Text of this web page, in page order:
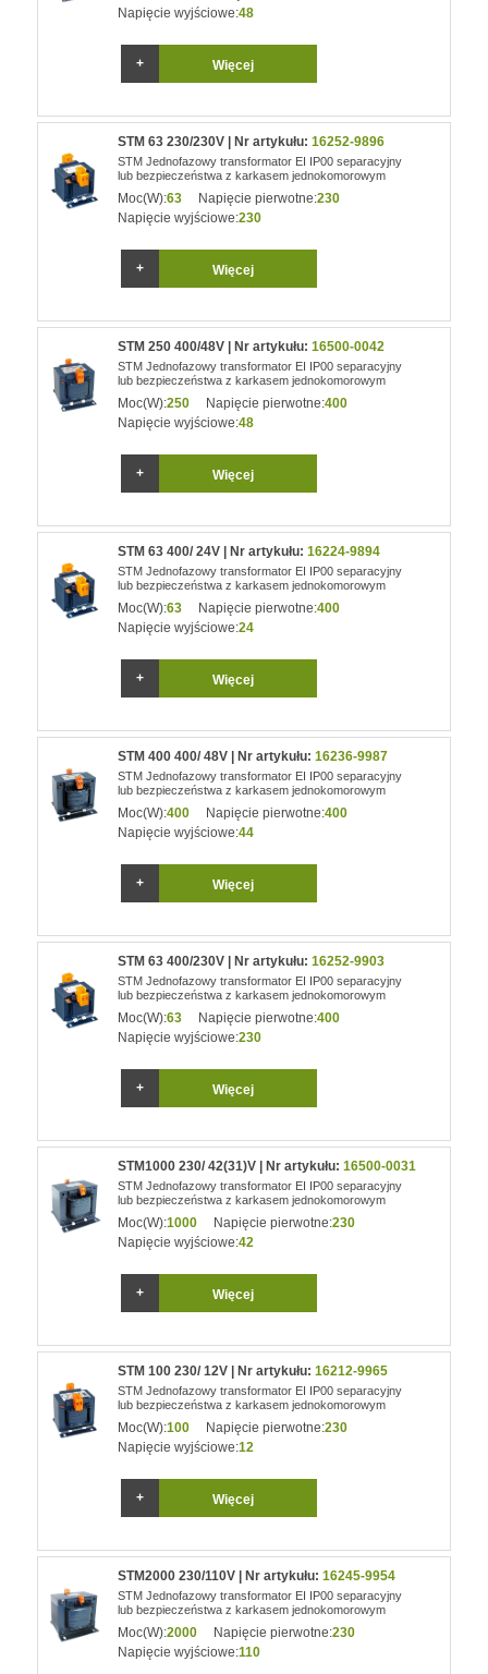
Napięcie wyjściowe:48
Więcej
STM 63 230/230V | Nr artykułu:16252-9896
STM Jednofazowy transformator EI IP00 separacyjny
lub bezpieczeństwa z karkasem jednokomorowym
Moc(W):63 Napięcie pierwotne:230
Napięcie wyjściowe:230
Więcej
STM 250 400/48V | Nr artykułu:16500-0042
STM Jednofazowy transformator EI IP00 separacyjny
lub bezpieczeństwa z karkasem jednokomorowym
Moc(W):250 Napięcie pierwotne:400
Napięcie wyjściowe:48
Więcej
STM 63 400/ 24V | Nr artykułu:16224-9894
STM Jednofazowy transformator EI IP00 separacyjny
lub bezpieczeństwa z karkasem jednokomorowym
Moc(W):63 Napięcie pierwotne:400
Napięcie wyjściowe:24
Więcej
STM 400 400/ 48V | Nr artykułu:16236-9987
STM Jednofazowy transformator EI IP00 separacyjny
lub bezpieczeństwa z karkasem jednokomorowym
Moc(W):400 Napięcie pierwotne:400
Napięcie wyjściowe:44
Więcej
STM 63 400/230V | Nr artykułu:16252-9903
STM Jednofazowy transformator EI IP00 separacyjny
lub bezpieczeństwa z karkasem jednokomorowym
Moc(W):63 Napięcie pierwotne:400
Napięcie wyjściowe:230
Więcej
STM1000 230/ 42(31)V | Nr artykułu:16500-0031
STM Jednofazowy transformator EI IP00 separacyjny
lub bezpieczeństwa z karkasem jednokomorowym
Moc(W):1000 Napięcie pierwotne:230
Napięcie wyjściowe:42
Więcej
STM 100 230/ 12V | Nr artykułu:16212-9965
STM Jednofazowy transformator EI IP00 separacyjny
lub bezpieczeństwa z karkasem jednokomorowym
Moc(W):100 Napięcie pierwotne:230
Napięcie wyjściowe:12
Więcej
STM2000 230/110V | Nr artykułu:16245-9954
STM Jednofazowy transformator EI IP00 separacyjny
lub bezpieczeństwa z karkasem jednokomorowym
Moc(W):2000 Napięcie pierwotne:230
Napięcie wyjściowe:110